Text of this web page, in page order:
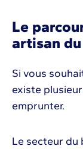
Le
artisan
Si vous
existe
emprunter.
Le secteur du